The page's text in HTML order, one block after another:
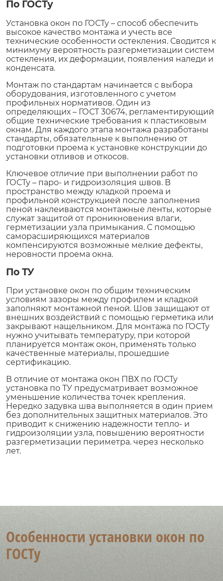
По ГОСТу
Установка окон по ГОСТу – способ обеспечить
высокое качество монтажа и учесть все
технические особенности остекления. Сводится к
минимуму вероятность разгерметизации систем
остекления, их деформации, появления наледи и
конденсата.
Монтаж по стандартам начинается с выбора
оборудования, изготовленного с учетом
профильных нормативов. Один из
определяющих – ГОСТ 30674, регламентирующий
общие технические требования к пластиковым
окнам. Для каждого этапа монтажа разработаны
стандарты, обязательные к выполнению от
подготовки проема к установке конструкции до
установки отливов и откосов.
Ключевое отличие при выполнении работ по
ГОСТу – паро- и гидроизоляция швов. В
пространство между кладкой проема и
профильной конструкцией после заполнения
пеной наклеиваются монтажные ленты, которые
служат защитой от проникновения влаги,
герметизации узла примыкания. С помощью
саморасширяющихся материалов
компенсируются возможные мелкие дефекты,
неровности проема окна.
По ТУ
При установке окон по общим техническим
условиям зазоры между профилем и кладкой
заполняют монтажной пеной. Шов защищают от
внешних воздействий с помощью герметика или
закрывают нащельником. Для монтажа по ГОСТу
нужно учитывать температуру, при которой
планируется монтаж окон, применять только
качественные материалы, прошедшие
сертификацию.
В отличие от монтажа окон ПВХ по ГОСТу
установка по ТУ предусматривает возможное
уменьшение количества точек крепления.
Нередко задувка шва выполняется в один прием
без дополнительных защитных материалов. Это
приводит к снижению надежности тепло- и
гидроизоляции узла, повышению вероятности
разгерметизации периметра. через несколько
лет.
Особенности установки окон по
ГОСТу